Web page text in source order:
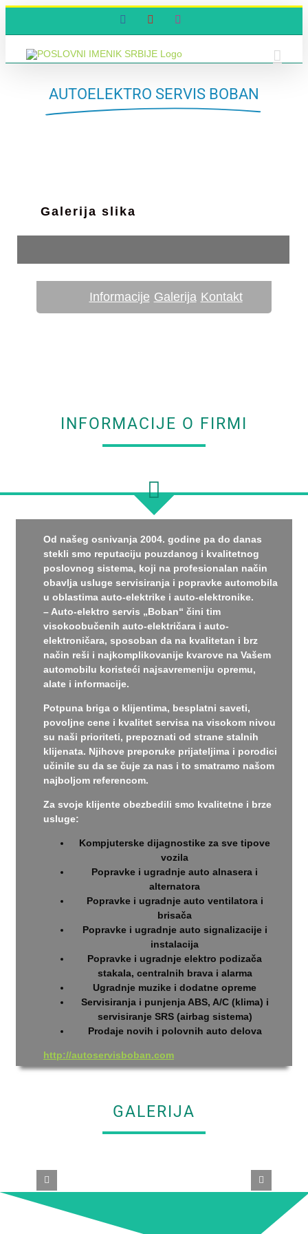
FacebookYouTube
AUTOELEKTRO SERVIS BOBAN
Galerija slika
Informacije Galerija Kontakt
INFORMACIJE O FIRMI
Od našeg osnivanja 2004. godine pa do danas
stekli smo reputaciju pouzdanog i kvalitetnog
poslovnog sistema, koji na profesionalan način
obavlja usluge servisiranja i popravke automobila
u oblastima auto-elektrike i auto-elektronike.
– Auto-elektro servis „Boban“ čini tim
visokoobučenih auto-električara i auto-
elektroničara, sposoban da na kvalitetan i brz
način reši i najkomplikovanije kvarove na Vašem
automobilu koristeći najsavremeniju opremu,
alate i informacije.
Potpuna briga o klijentima, besplatni saveti,
povoljne cene i kvalitet servisa na visokom nivou
su naši prioriteti, prepoznati od strane stalnih
klijenata. Njihove preporuke prijateljima i porodici
učinile su da se čuje za nas i to smatramo našom
najboljom referencom.
Za svoje klijente obezbedili smo kvalitetne i brze
usluge:
Kompjuterske dijagnostike za sve tipove
vozila
Popravke i ugradnje auto alnasera i
alternatora
Popravke i ugradnje auto ventilatora i
brisača
Popravke i ugradnje auto signalizacije i
instalacija
Popravke i ugradnje elektro podizača
stakala, centralnih brava i alarma
Ugradnje muzike i dodatne opreme
Servisiranja i punjenja ABS, A/C (klima) i
servisiranje SRS (airbag sistema)
Prodaje novih i polovnih auto delova
http://autoservisboban.com
GALERIJA